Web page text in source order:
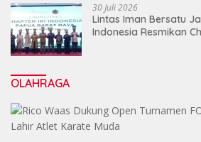
30 Juli 2026
Lintas Iman Bersatu
Indonesia Resmikan
OLAHRAGA